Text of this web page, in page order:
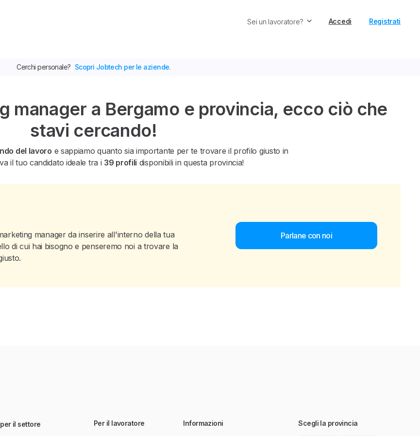
Sei un lavoratore? Accedi Registrati
manager a Bergamo e provincia, ecco ciò che
stavi cercando!
del lavoro e sappiamo quanto sia importante per te trovare il profilo giusto in
il tuo candidato ideale tra i 39 profili disponibili in questa provincia!
manager da inserire all'interno della tua
di cui hai bisogno e penseremo noi a trovare la
Parlane con noi
Cerchi personale? Scopri Jobtech per le aziende.
il settore
Per il lavoratore
Informazioni
Scegli la provincia